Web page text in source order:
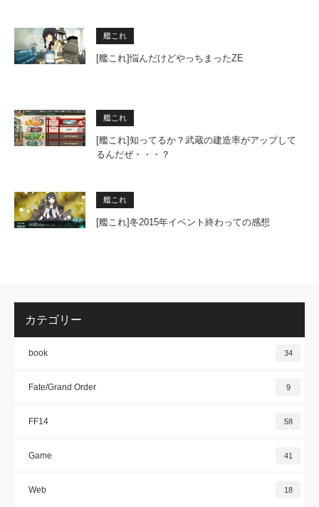
艦これ
[艦これ]悩んだけどやっちまったZE
艦これ
[艦これ]知ってるか？武蔵の建造率がアップして
るんだぜ・・・？
艦これ
[艦これ]冬2015年イベント終わっての感想
カテゴリー
book 34
Fate/Grand Order 9
FF14 58
Game 41
Web 18